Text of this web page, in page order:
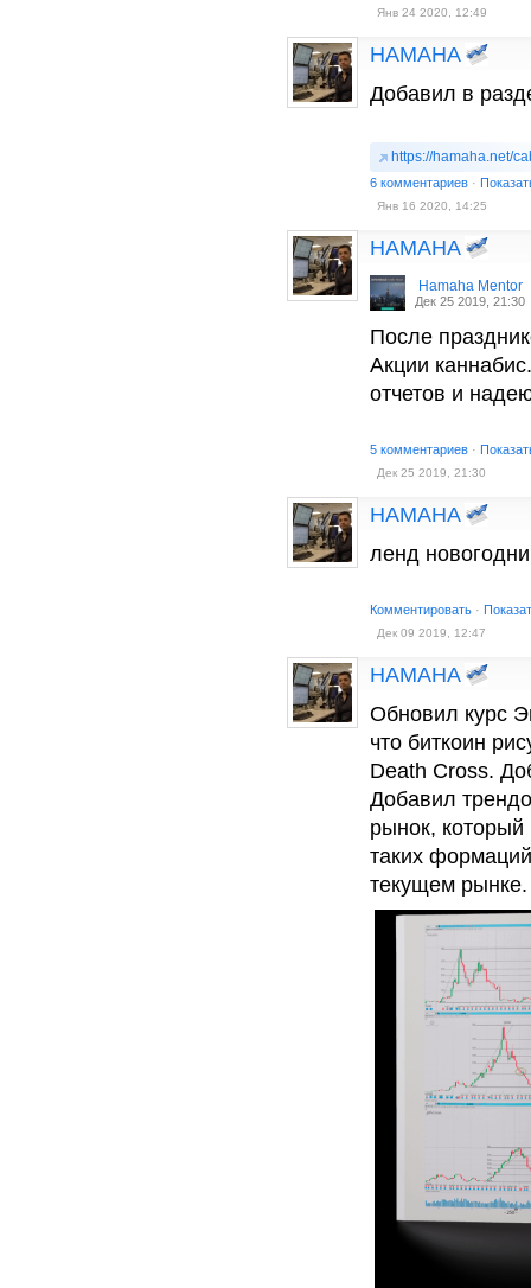
Янв 24 2020, 12:49
HAMAHA
Добавил в
https://hamaha.net/
6 комментариев ·
Янв 16 2020, 14:25
HAMAHA
Hamaha Mentor
Дек 25 2019, 21:30
После
Акции
отчетов и
5 комментариев ·
Дек 25 2019, 21:30
HAMAHA
ленд
Комментировать ·
Дек 09 2019, 12:47
HAMAHA
Обновил курс
что биткоин
Death Cross.
Добавил
рынок, который
таких
текущем рынке.